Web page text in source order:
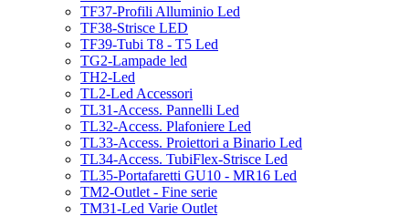
TF37-Profili Alluminio Led
TF38-Strisce LED
TF39-Tubi T8 - T5 Led
TG2-Lampade led
TH2-Led
TL2-Led Accessori
TL31-Access. Pannelli Led
TL32-Access. Plafoniere Led
TL33-Access. Proiettori a Binario Led
TL34-Access. TubiFlex-Strisce Led
TL35-Portafaretti GU10 - MR16 Led
TM2-Outlet - Fine serie
TM31-Led Varie Outlet